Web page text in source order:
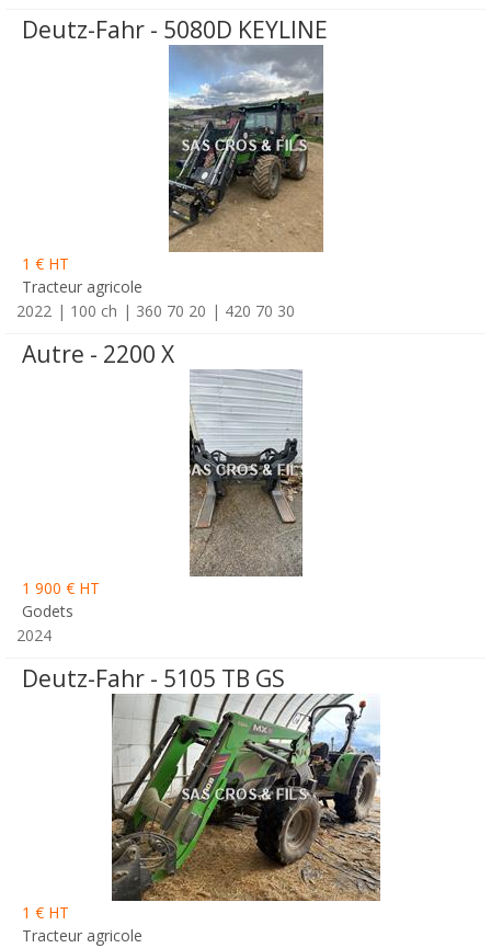
Deutz-Fahr - 5080D KEYLINE
1 € HT
Tracteur agricole
2022
100 ch 360 70 20 420 70 30
Autre - 2200 X
1 900 € HT
Godets
2024
Deutz-Fahr - 5105 TB GS
1 € HT
Tracteur agricole